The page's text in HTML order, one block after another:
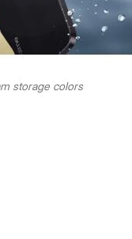
storage colors